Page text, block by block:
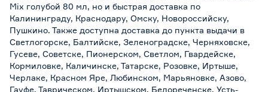
Mix голубой 80 мл, но и быстрая доставка по
Калининграду, Краснодару, Омску, Новороссийску,
Пушкино. Также доступна доставка до пункта выдачи в
Светлогорске, Балтийске, Зеленоградске, Черняховске,
Гусеве, Советске, Пионерском, Светлом, Гвардейске,
Кормиловке, Каличинске, Татарске, Розовке, Иртыше,
Черлаке, Красном Яре, Любинском, Марьяновке, Азово,
Гауфе, Таврическом, Иртышском, Белореченске, Усть-